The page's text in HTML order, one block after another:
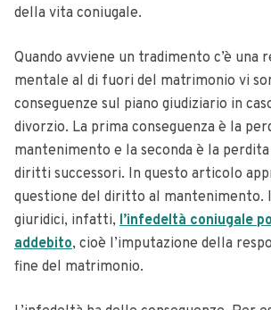
della vita coniugale.
Quando avviene un tradimento c’è una
mentale al di fuori del matrimonio vi
conseguenze sul piano giudiziario in
divorzio. La prima conseguenza è la
mantenimento e la seconda è la
diritti successori. In questo articolo
questione del diritto al mantenimento.
giuridici, infatti, l’infedeltà coniugale
addebito, cioè l’imputazione della
fine del matrimonio.